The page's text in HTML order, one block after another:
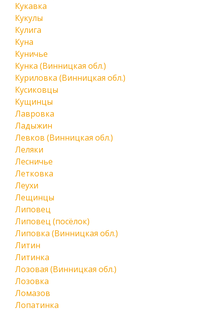
Кукавка
Кукулы
Кулига
Куна
Куничье
Кунка (Винницкая обл.)
Куриловка (Винницкая обл.)
Кусиковцы
Кущинцы
Лавровка
Ладыжин
Левков (Винницкая обл.)
Леляки
Лесничье
Летковка
Леухи
Лещинцы
Липовец
Липовец (посёлок)
Липовка (Винницкая обл.)
Литин
Литинка
Лозовая (Винницкая обл.)
Лозовка
Ломазов
Лопатинка